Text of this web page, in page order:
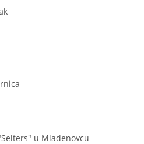
u Mladenovcu